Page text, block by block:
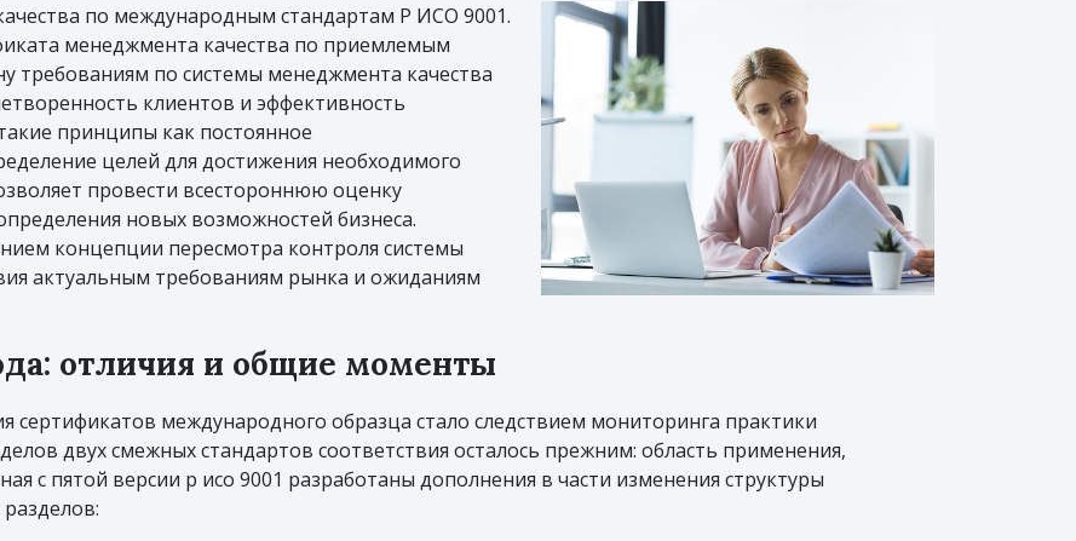
по международным стандартам Р ИСО 9001.
менеджмента качества по приемлемым
требованиям по системы менеджмента качества
клиентов и эффективность
принципы как постоянное
целей для достижения необходимого
провести всестороннюю оценку
новых возможностей бизнеса.
концепции пересмотра контроля системы
актуальным требованиям рынка и ожиданиям
отличия и общие моменты
сертификатов международного образца стало следствием мониторинга практики
двух смежных стандартов соответствия осталось прежним: область применения,
с пятой версии р исо 9001 разработаны дополнения в части изменения структуры